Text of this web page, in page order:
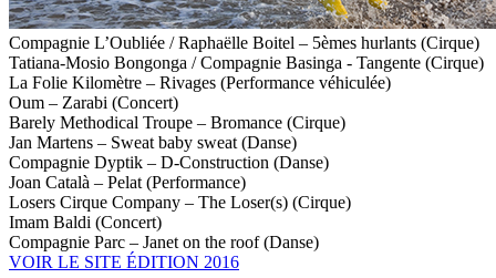
Compagnie L’Oubliée / Raphaëlle Boitel – 5èmes hurlants (Cirque)
Tatiana-Mosio Bongonga / Compagnie Basinga - Tangente (Cirque)
La Folie Kilomètre – Rivages (Performance véhiculée)
Oum – Zarabi (Concert)
Barely Methodical Troupe – Bromance (Cirque)
Jan Martens – Sweat baby sweat (Danse)
Compagnie Dyptik – D-Construction (Danse)
Joan Català – Pelat (Performance)
Losers Cirque Company – The Loser(s) (Cirque)
Imam Baldi (Concert)
Compagnie Parc – Janet on the roof (Danse)
VOIR LE SITE ÉDITION 2016